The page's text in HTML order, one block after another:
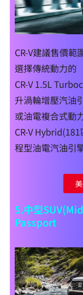
CR-V建議售價
選擇傳統動力的
CR-V 1.5L
升渦輪增壓汽油
或油電複合式動
CR-V
程型油電汽油引
5.中型
Passport